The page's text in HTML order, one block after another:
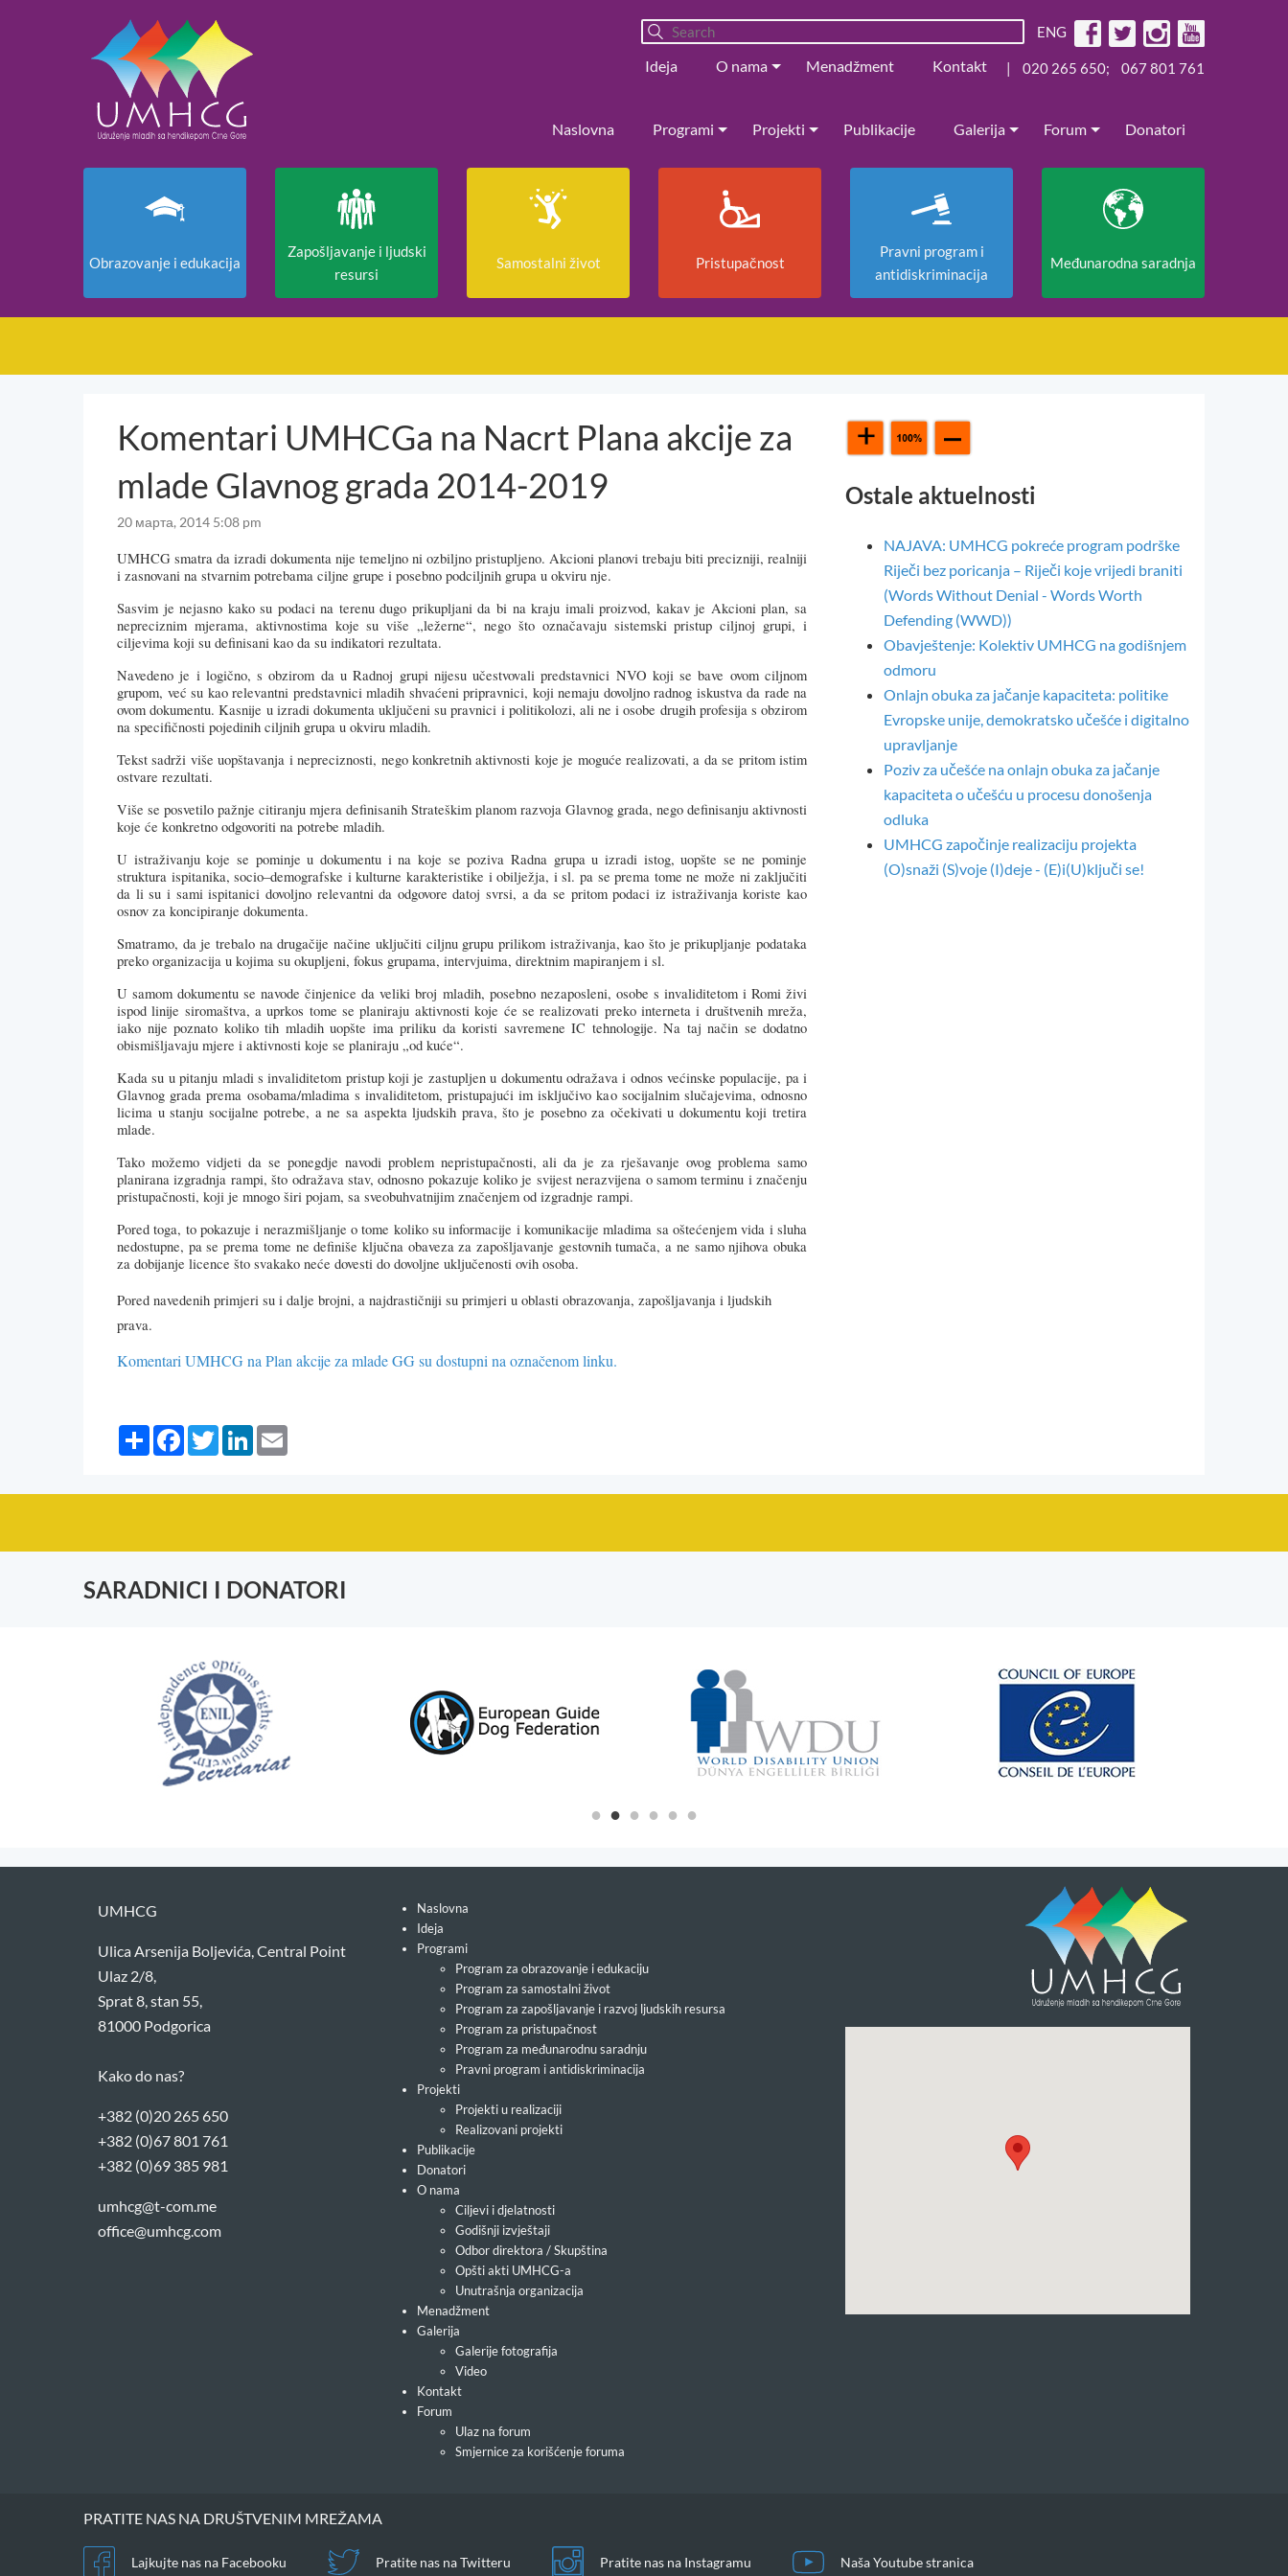
ENG
Ideja O nama Menadžment Kontakt | 020 265 650; 067 801 761
Naslovna Programi Projekti Publikacije Galerija Forum Donatori
Obrazovanje i edukacija
Zapošljavanje i ljudski
resursi
Samostalni život Pristupačnost
Pravni program i
antidiskriminacija
Međunarodna saradnja
Komentari UMHCGa na Nacrt Plana akcije za
mlade Glavnog grada 2014-2019
20 марта, 2014 5:08 pm
UMHCG smatra da izradi dokumenta nije temeljno ni ozbiljno pristupljeno. Akcioni planovi trebaju biti precizniji, realniji
i zasnovani na stvarnim potrebama ciljne grupe i posebno podciljnih grupa u okviru nje.
Sasvim je nejasno kako su podaci na terenu dugo prikupljani da bi na kraju imali proizvod, kakav je Akcioni plan, sa
nepreciznim mjerama, aktivnostima koje su više „ležerne“, nego što označavaju sistemski pristup ciljnoj grupi, i
ciljevima koji su definisani kao da su indikatori rezultata.
Navedenoje i logično, s obzirom da u Radnoj grupi nijesu učestvovali predstavnici NVO koji se bave ovom ciljnom
grupom, već su kao relevantni predstavnici mladih shvaćeni pripravnici, koji nemaju dovoljno radnog iskustva da rade na
ovom dokumentu. Kasnije u izradi dokumenta uključeni su pravnici i politikolozi, ali ne i osobe drugih profesija s obzirom
na specifičnosti pojedinih ciljnih grupa u okviru mladih.
Tekstsadrži višeuopštavanja inepreciznosti, nego konkretnihaktivnosti kojeje moguće realizovati, a da se pritom istim
ostvare rezultati.
Više se posvetilo pažnje citiranju mjera definisanih Strateškim planom razvoja Glavnog grada, nego definisanju aktivnosti
koje će konkretno odgovoriti na potrebe mladih.
U istraživanjukoje se pominjeu dokumentu ina koje sepoziva Radna grupau izradi istog,uopšte senepominje
struktura ispitanika,socio–demografske ikulturne karakteristike iobilježja, isl. pa seprema tomene može nizaključiti
da li su i sami ispitanici dovoljno relevantni da odgovore datoj svrsi, a da se pritom podaci iz istraživanja koriste kao
osnov za koncipiranje dokumenta.
Smatramo, da je trebalo na drugačije načine uključiti ciljnu grupu prilikom istraživanja, kao što je prikupljanje podataka
preko organizacija u kojima su okupljeni, fokus grupama, intervjuima, direktnim mapiranjem i sl.
Usamomdokumentusenavode činjenice da veliki broj mladih, posebno nezaposleni, osobe s invaliditetom i Romi živi
ispod linije siromaštva, a uprkos tome se planiraju aktivnosti koje će se realizovati preko interneta i društvenih mreža,
iako nije poznato koliko tih mladih uopšte ima priliku da koristi savremene IC tehnologije. Na taj način se dodatno
obismišljavaju mjere i aktivnosti koje se planiraju „od kuće“.
Kadasu upitanju mladi sinvaliditetom pristup kojije zastupljenu dokumentu odražavai odnos većinske populacije, pa i
Glavnog grada prema osobama/mladima s invaliditetom, pristupajući im isključivo kao socijalnim slučajevima, odnosno
licima u stanju socijalne potrebe, a ne sa aspekta ljudskih prava, što je posebno za očekivati u dokumentu koji tretira
mlade.
Tako možemo vidjeti da se ponegdje navodi problem nepristupačnosti, ali da je za rješavanje ovog problema samo
planirana izgradnja rampi, što odražava stav, odnosno pokazuje koliko je svijest nerazvijena o samom terminu i značenju
pristupačnosti, koji je mnogo širi pojam, sa sveobuhvatnijim značenjem od izgradnje rampi.
Poredtoga, topokazujei nerazmišljanjeotome kolikosuinformacije ikomunikacijemladima saoštećenjem vida i sluha
nedostupne, pa se prema tome ne definiše ključna obaveza za zapošljavanje gestovnih tumača, a ne samo njihova obuka
za dobijanje licence što svakako neće dovesti do dovoljne uključenosti ovih osoba.
Pored navedenih primjeri su i dalje brojni, a najdrastičniji su primjeri u oblasti obrazovanja, zapošljavanja i ljudskih
prava.
Komentari UMHCG na Plan akcije za mlade GG su dostupni na označenom linku.
Share FacebookTwitterLinkedIn
Ostale aktuelnosti
NAJAVA: UMHCG pokreće program podrške
Riječi bez poricanja – Riječi koje vrijedi braniti
(Words Without Denial - Words Worth
Defending (WWD))
Obavještenje: Kolektiv UMHCG na godišnjem
odmoru
Onlajn obuka za jačanje kapaciteta: politike
Evropske unije, demokratsko učešće i digitalno
upravljanje
Poziv za učešće na onlajn obuka za jačanje
kapaciteta o učešću u procesu donošenja
odluka
UMHCG započinje realizaciju projekta
(O)snaži (S)voje (I)deje - (E)i(U)ključi se!
SARADNICI I DONATORI
UMHCG
Ulica Arsenija Boljevića, Central Point
Ulaz 2/8,
Sprat 8, stan 55,
81000 Podgorica
Kako do nas?
+382 (0)20 265 650
+382 (0)67 801 761
+382 (0)69 385 981
umhcg@t-com.me
office@umhcg.com
Naslovna
Ideja
Programi
Program za obrazovanje i edukaciju
Program za samostalni život
Program za zapošljavanje i razvoj ljudskih resursa
Program za pristupačnost
Program za međunarodnu saradnju
Pravni program i antidiskriminacija
Projekti
Projekti u realizaciji
Realizovani projekti
Publikacije
Donatori
O nama
Ciljevi i djelatnosti
Godišnji izvještaji
Odbor direktora / Skupština
Opšti akti UMHCG-a
Unutrašnja organizacija
Menadžment
Galerija
Galerije fotografija
Video
Kontakt
Forum
Ulaz na forum
Smjernice za korišćenje foruma
PRATITE NAS NA DRUŠTVENIM MREŽAMA
Lajkujte nas na Facebooku Pratite nas na Twitteru Pratite nas na Instagramu Naša Youtube stranica